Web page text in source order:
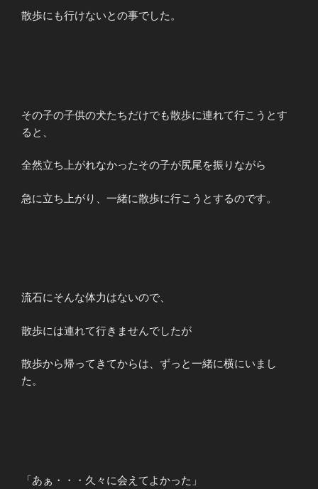
散歩にも行けないとの事でした。
その子の子供の犬たちだけでも散歩に連れて行こうとす
ると、
全然立ち上がれなかったその子が尻尾を振りながら
急に立ち上がり、一緒に散歩に行こうとするのです。
流石にそんな体力はないので、
散歩には連れて行きませんでしたが
散歩から帰ってきてからは、ずっと一緒に横にいまし
た。
「あぁ・・・久々に会えてよかった」